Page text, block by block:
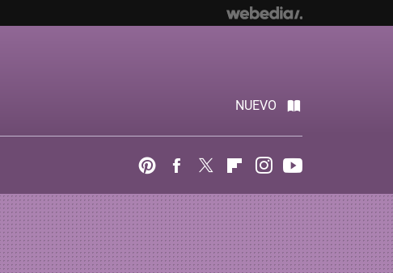
NUEVO
PinterestFacebook
Twitter FlipboardInstagram